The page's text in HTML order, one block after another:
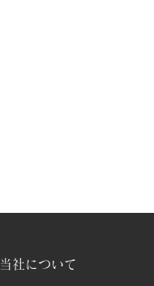
当社について